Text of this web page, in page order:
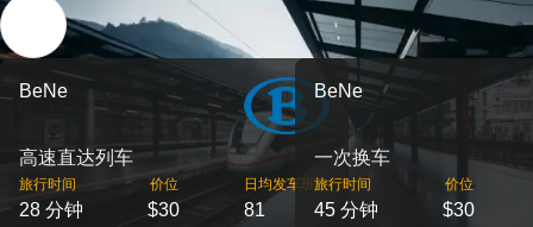
BeNe
高速直达列车
旅行时间
28 分钟
价位
$30
日均发车班次
81
BeNe
一次换车
旅行时间
45 分钟
价位
$30